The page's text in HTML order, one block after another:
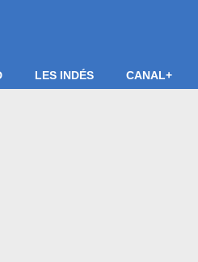
LES INDÉS CANAL+